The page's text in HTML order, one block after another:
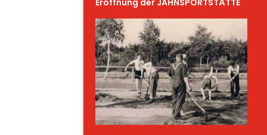
Eröffnung der JAHNSPORTSTÄTTE